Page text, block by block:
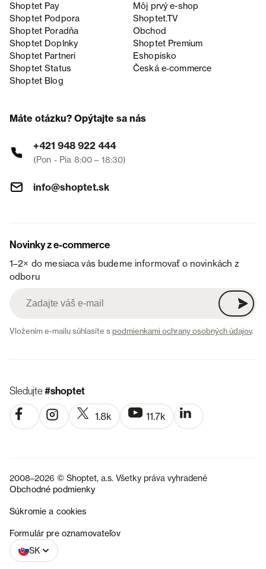
Shoptet Pay
Môj prvý e-shop
Shoptet Podpora
Shoptet.TV
Shoptet Poradňa
Obchod
Shoptet Doplnky
Shoptet Premium
Shoptet Partneri
Eshopisko
Shoptet Status
Česká e‑commerce
Shoptet Blog
Máte otázku? Opýtajte sa nás
+421 948 922 444
(Pon - Pia 8:00 – 18:30)
info@shoptet.sk
Novinky z e-commerce
1–2× do mesiaca vás budeme informovať o novinkách z
odboru
Vložením e-mailu súhlasíte spodmienkami ochrany osobných údajov.
Sledujte#shoptet
1.8k 11.7k
2008–2026 © Shoptet, a.s. Všetky práva vyhradené
Obchodné podmienky
Súkromie a cookies
Formulár pre oznamovateľov
SK